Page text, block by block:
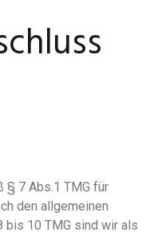
§ 7 Abs.1 TMG für
den allgemeinen
bis 10 TMG sind wir als